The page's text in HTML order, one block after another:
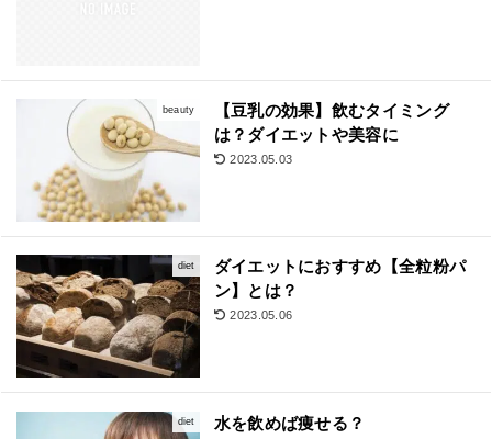
beauty
【豆乳の効果】飲むタイミング
は？ダイエットや美容に
2023.05.03
diet
ダイエットにおすすめ【全粒粉パ
ン】とは？
2023.05.06
diet 水を飲めば痩せる？